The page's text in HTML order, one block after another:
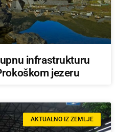
infrastrukturu
jezeru
AKTUALNO IZ ZEMLJE